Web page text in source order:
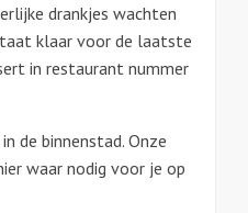
drankjes wachten
klaar voor de laatste
in restaurant nummer
de binnenstad. Onze
waar nodig voor je op